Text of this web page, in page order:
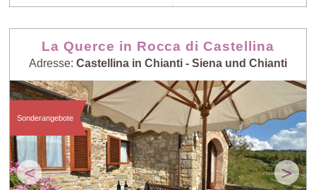
La Querce in Rocca di Castellina
Adresse: Castellina in Chianti - Siena und Chianti
< >
Sonderangebote